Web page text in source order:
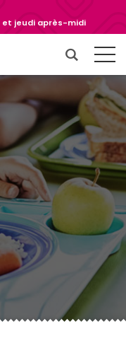
et jeudi après-midi